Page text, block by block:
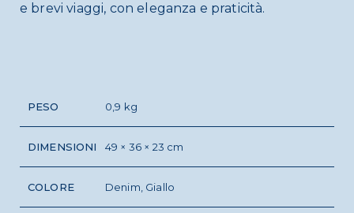
e brevi viaggi, con eleganza e praticità.
PESO 0,9 kg
DIMENSIONI 49 × 36 × 23 cm
COLORE Denim, Giallo